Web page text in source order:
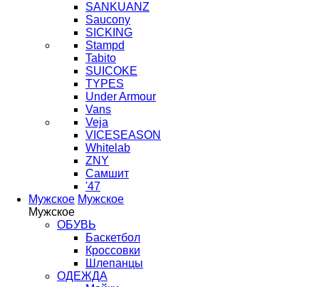
SANKUANZ
Saucony
SICKING
Stampd
Tabito
SUICOKE
TYPES
Under Armour
Vans
Veja
VICESEASON
Whitelab
ZNY
Самшит
'47
Мужское Мужское
Мужское
ОБУВЬ
Баскетбол
Кроссовки
Шлепанцы
ОДЕЖДА